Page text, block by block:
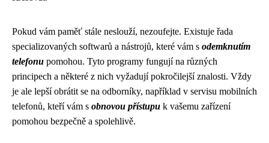
Pokud vám paměť stále neslouží, nezoufejte. Existuje řada
specializovaných softwarů a nástrojů, které vám s odemknutím
telefonu pomohou. Tyto programy fungují na různých
principech a některé z nich vyžadují pokročilejší znalosti. Vždy
je ale lepší obrátit se na odborníky, například v servisu mobilních
telefonů, kteří vám s obnovou přístupu k vašemu zařízení
pomohou bezpečně a spolehlivě.